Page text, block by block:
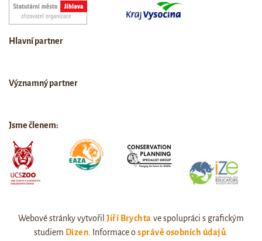
Hlavní partner
Významný partner
Jsme členem:
Webové stránky vytvořilJiří Brychta ve spolupráci s grafickým
studiem Dizen. Informace osprávě osobních údajů.